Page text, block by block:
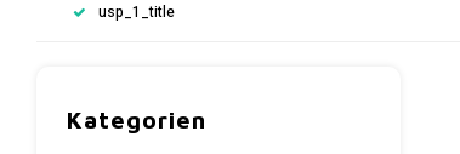
usp_1_title
Kategorien